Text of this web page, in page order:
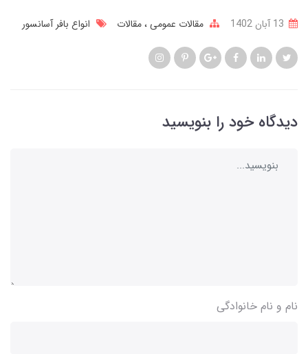
مقالات عمومی مقالات انواع بافر آسانسور
دیدگاه خود را بنویسید
نام و نام خانوادگی